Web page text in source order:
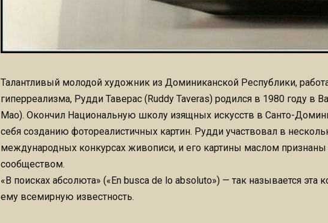
Талантливый молодой художник из Доминиканской Республики,
гиперреализма, Рудди Таверас (Ruddy Taveras) родился в 1980 году в
Mao). Окончил Национальную школу изящных искусств в Санто-
себя созданию фотореалистичных картин. Рудди участвовал в
международных конкурсах живописи, и его картины маслом
сообществом.
«В поисках абсолюта» («En busca de lo absoluto») — так называется эта
ему всемирную известность.